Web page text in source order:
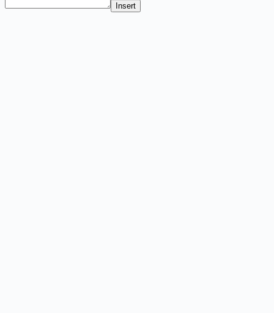
Insert